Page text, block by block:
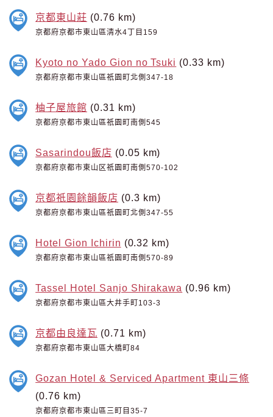
京都東山莊 (0.76 km)
京都府京都市東山區清水4丁目159
Kyoto no Yado Gion no Tsuki (0.33 km)
京都府京都市東山區祇園町北側347-18
柚子屋旅館 (0.31 km)
京都府京都市東山區祇園町南側545
Sasarindou飯店 (0.05 km)
京都府京都市東山区祇園町南側570-102
京都祇園餘韻飯店 (0.3 km)
京都府京都市東山區祇園町北側347-55
Hotel Gion Ichirin (0.32 km)
京都府京都市東山區祇園町南側570-89
Tassel Hotel Sanjo Shirakawa (0.96 km)
京都府京都市東山區大井手町103-3
京都由良達瓦 (0.71 km)
京都府京都市東山區大橋町84
Gozan Hotel & Serviced Apartment 東山三條
(0.76 km)
京都府京都市東山區三町目35-7